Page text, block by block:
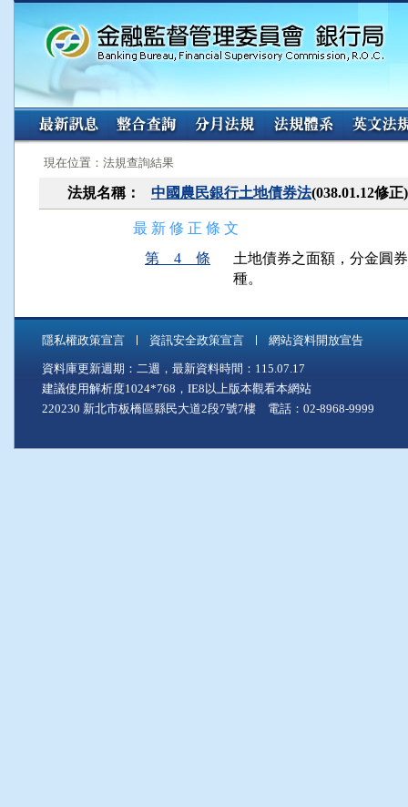
:::
現在位置：法規查詢結果
法規名稱： 中國農民銀行土地債券法(038.01.12修
最 新 修 正 條 文
第 4 條
土地債券之面額，分金圓
種。
隱私權政策宣言 資訊安全政策宣言 網站資料開放宣告
資料庫更新週期：二週，最新資料時間：115.07.17
建議使用解析度1024*768，IE8以上版本觀看本網站
220230 新北市板橋區縣民大道2段7號7樓 電話：02-8968-9999